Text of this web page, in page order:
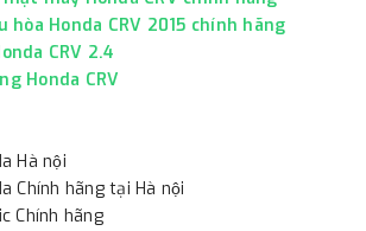
hòa Honda CRV 2015 chính hãng
CRV 2.4
Honda CRV
Hà nội
Chính hãng tại Hà nội
Chính hãng